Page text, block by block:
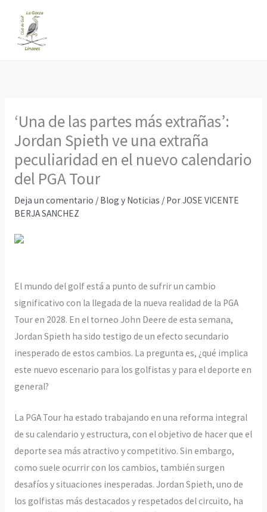
contenido
‘Una de las partes más extrañas’:
Jordan Spieth ve una extraña
peculiaridad en el nuevo calendario
del PGA Tour
Deja un comentario / Blog y Noticias / PorJOSE VICENTE
BERJA SANCHEZ
El mundo del golf está a punto de sufrir un cambio
significativo con la llegada de la nueva realidad de la PGA
Tour en 2028. En el torneo John Deere de esta semana,
Jordan Spieth ha sido testigo de un efecto secundario
inesperado de estos cambios. La pregunta es, ¿qué implica
este nuevo escenario para los golfistas y para el deporte en
general?
La PGA Tour ha estado trabajando en una reforma integral
de su calendario y estructura, con el objetivo de hacer que el
deporte sea más atractivo y competitivo. Sin embargo,
como suele ocurrir con los cambios, también surgen
desafíos y situaciones inesperadas. Jordan Spieth, uno de
los golfistas más destacados y respetados del circuito, ha